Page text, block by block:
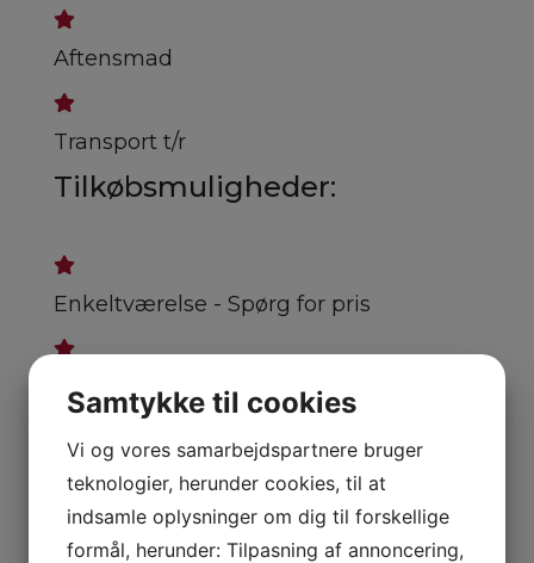
Aftensmad
Transport t/r
Tilkøbsmuligheder:
Enkeltværelse - Spørg for pris
Club Alexandre værelse - spørg for pris
Kontakt os for mulighederne
Navn *
Samtykke til cookies
Vi og vores samarbejdspartnere bruger
teknologier, herunder cookies, til at
indsamle oplysninger om dig til forskellige
formål, herunder: Tilpasning af annoncering,